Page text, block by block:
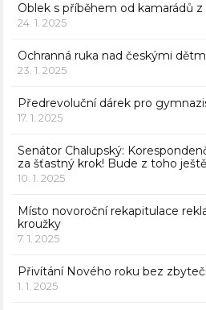
Oblek s příběhem od kamarádů
24. 1. 2025
Ochranná ruka nad českými
23. 1. 2025
Předrevoluční dárek pro
17. 1. 2025
Senátor Chalupský:
za šťastný krok! Bude z toho
10. 1. 2025
Místo novoroční rekapitulace
kroužky
7. 1. 2025
Přivítání Nového roku bez
1. 1. 2025